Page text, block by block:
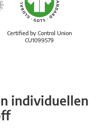
Certified by Control Union
CU1099579
individuellen